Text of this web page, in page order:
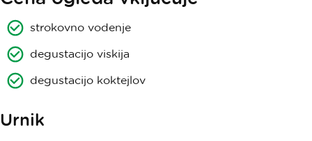
strokovno vodenje
degustacijo viskija
degustacijo koktejlov
Urnik